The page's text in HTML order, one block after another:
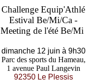
Challenge Equip'Athlé
Estival Be/Mi/Ca -
Meeting de l'été Be/Mi
dimanche 12 juin à 9h30
Parc des sports du Hameau,
1 avenue Paul Langevin
92350 Le P lessis